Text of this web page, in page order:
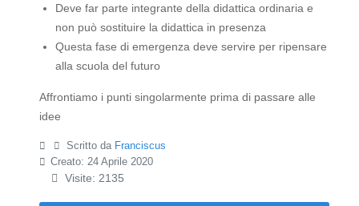
Deve far parte integrante della didattica ordinaria e
non può sostituire la didattica in presenza
Questa fase di emergenza deve servire per ripensare
alla scuola del futuro
Affrontiamo i punti singolarmente prima di passare alle
idee
Scritto da Franciscus
Creato: 24 Aprile 2020
Visite: 2135